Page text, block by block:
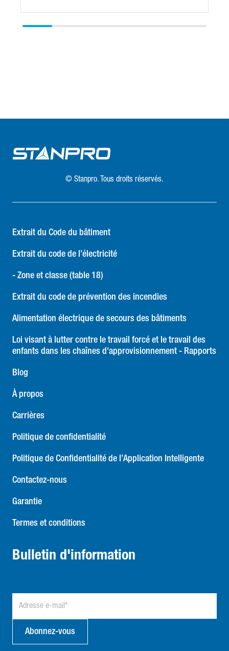
© Stanpro. Tous droits réservés.
Extrait du Code du bâtiment
Extrait du code de l’électricité
- Zone et classe (table 18)
Extrait du code de prévention des incendies
Alimentation électrique de secours des bâtiments
Loi visant à lutter contre le travail forcé et le travail des
enfants dans les chaînes d'approvisionnement - Rapports
Blog
À propos
Carrières
Politique de confidentialité
Politique de Confidentialité de l’Application Intelligente
Contactez-nous
Garantie
Termes et conditions
Bulletin d'information